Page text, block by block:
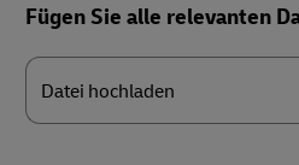
Fügen Sie alle relevanten
Datei hochladen
Datei